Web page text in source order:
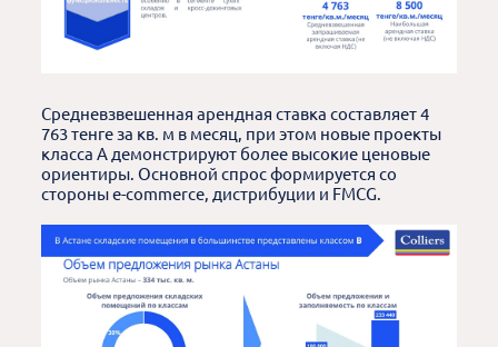
Средневзвешенная арендная ставка составляет 4
763 тенге за кв. м в месяц, при этом новые проекты
класса A демонстрируют более высокие ценовые
ориентиры. Основной спрос формируется со
стороны e-commerce, дистрибуции и FMCG.